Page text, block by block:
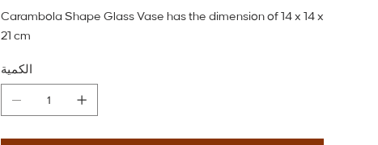
Carambola Shape Glass Vase has the dimension of 14 x 14 x
21 cm
الكمية